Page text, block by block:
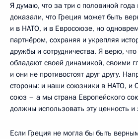
Я думаю, что за три с половиной
доказали, что Греция может быть
и в НАТО, и в Евросоюзе, но
партнёром, сохраняя и укрепляя
дружбы и сотрудничества. Я верю,
обладают своей динамикой, своими
и они не противостоят друг другу.
стороны: и наши союзники в НАТО, и
союз – а мы страна Европейского
должны использовать эту ценность и
Если Греция не могла бы быть